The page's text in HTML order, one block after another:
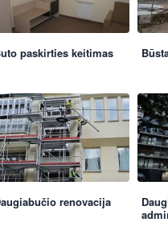
paskirties keitimas
renovacija